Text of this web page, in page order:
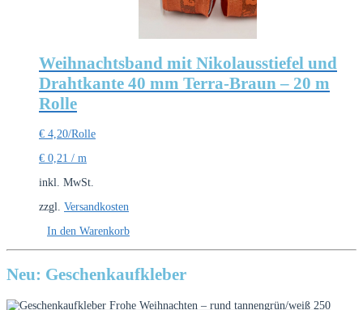
Weihnachtsband mit Nikolausstiefel und
Drahtkante 40 mm Terra-Braun – 20 m
Rolle
€ 4,20/Rolle
€ 0,21 / m
inkl. MwSt.
zzgl. Versandkosten
In den Warenkorb
Neu: Geschenkaufkleber